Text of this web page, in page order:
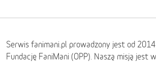
Serwis fanimani.pl prowadzony jest od
Fundację FaniMani (OPP). Naszą misją jest